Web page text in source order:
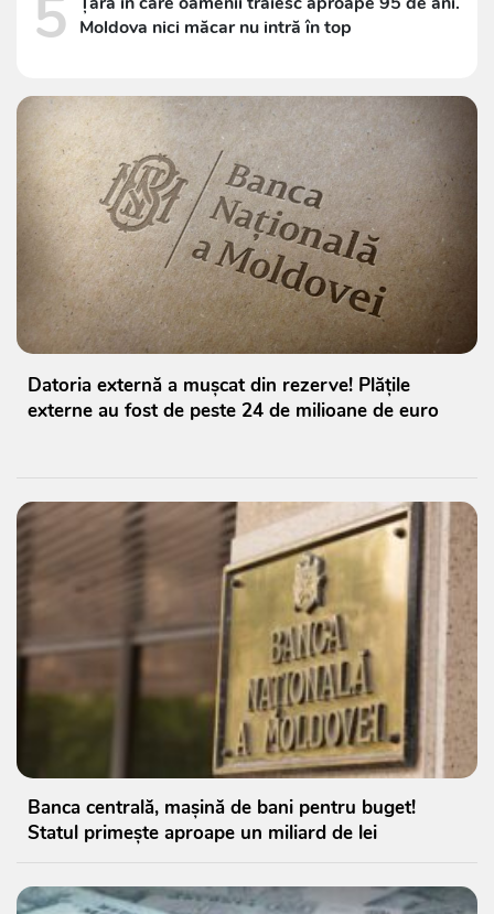
5 Moldova nici măcar nu intră în top
Datoria externă a mușcat din rezerve! Plățile
externe au fost de peste 24 de milioane de euro
Banca centrală, mașină de bani pentru buget!
Statul primește aproape un miliard de lei